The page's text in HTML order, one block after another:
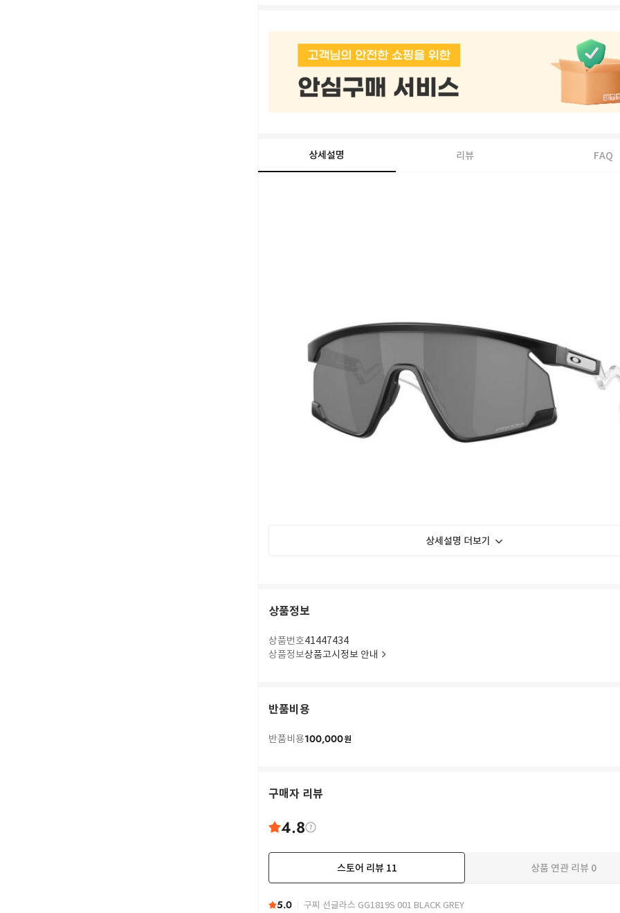
상세설명 리뷰 FAQ
상세설명 더보기
상품정보
상품번호41447434
상품정보상품고시정보 안내
반품비용
반품비용100,000원
구매자 리뷰
4.8
스토어 리뷰 11 상품 연관 리뷰 0
5.0 구찌 선글라스 GG1819S 001 BLACK GREY